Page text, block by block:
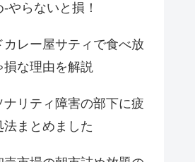
やらないと損！
レー屋サティで食べ放
損な理由を解説
ナリティ障害の部下に疲
まとめました